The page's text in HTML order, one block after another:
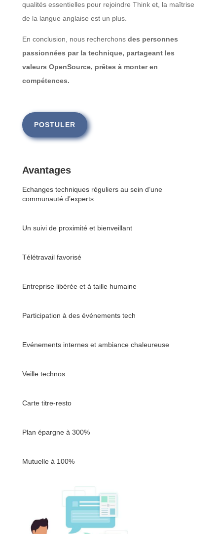
qualités essentielles pour rejoindre Think et, la maîtrise
de la langue anglaise est un plus.
En conclusion, nous recherchons des personnes
passionnées par la technique, partageant les
valeurs OpenSource, prêtes à monter en
compétences.
POSTULER
Avantages
Echanges techniques réguliers au sein d’une
communauté d’experts
Un suivi de proximité et bienveillant
Télétravail favorisé
Entreprise libérée et à taille humaine
Participation à des événements tech
Evénements internes et ambiance chaleureuse
Veille technos
Carte titre-resto
Plan épargne à 300%
Mutuelle à 100%